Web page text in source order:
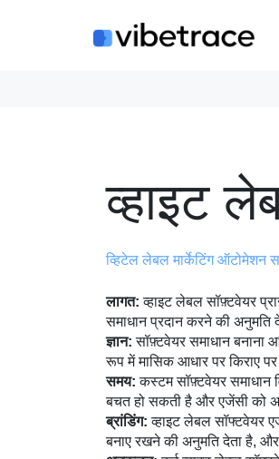
व्हाइट
व्हिटेल लेबल मार्केटिंग ऑटोमेशन
लागत: व्हाइट लेबल सॉफ़्टवेयर
समाधान प्रदान करने की अनुमति
ज्ञान: सॉफ़्टवेयर समाधान बनाना
रूप में मासिक आधार पर किराए
समय: कस्टम सॉफ़्टवेयर समाधान
बचत हो सकती है और एजेंसी को
ब्रांडिंग: व्हाइट लेबल सॉफ्टवेयर
बनाए रखने की अनुमति देता है,